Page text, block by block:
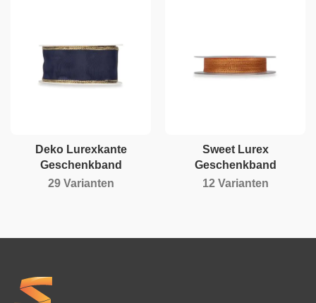
Deko Lurexkante
Geschenkband
29 Varianten
Sweet Lurex
Geschenkband
12 Varianten